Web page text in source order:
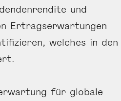
und
Ertrags­erwartungen
welches in den
für globale